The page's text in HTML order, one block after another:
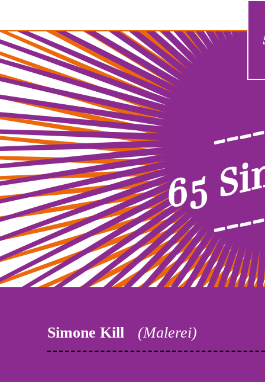
65
Simone Kill (Malerei)